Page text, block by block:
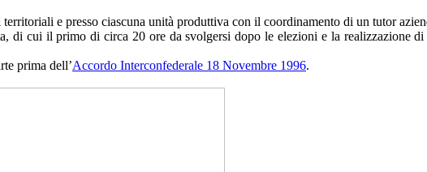
e presso ciascuna unità produttiva con il coordinamento di un tutor
di cui il primo di circa 20 ore da svolgersi dopo le elezioni e la realizzazione
prima dell’Accordo Interconfederale 18 Novembre 1996.